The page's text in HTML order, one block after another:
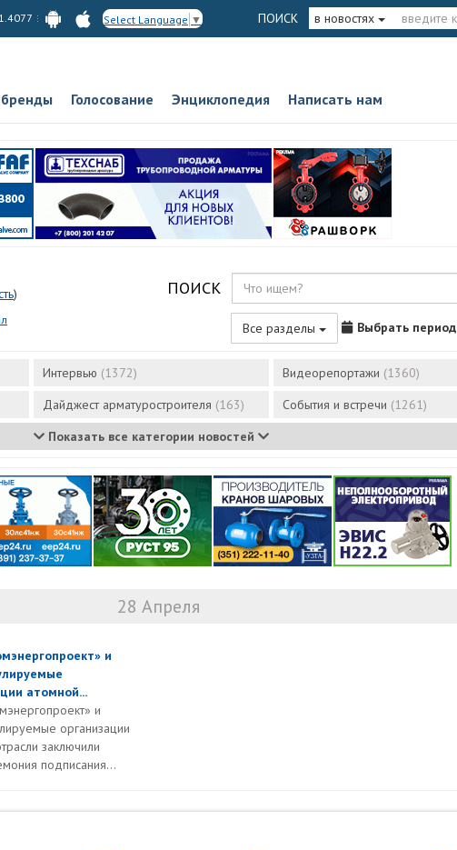
Select Language ▼ ПОИСК в новостях
Голосование Энциклопедия Написать нам
) ПОИСК
Все разделы Выбрать период
Интервью (1372) Видеорепортажи (1360)
Дайджест арматуростроителя (163) События и встречи (1261)
Показать все категории новостей
28 Апреля
и
атомной...
и
организации
заключили
подписания...